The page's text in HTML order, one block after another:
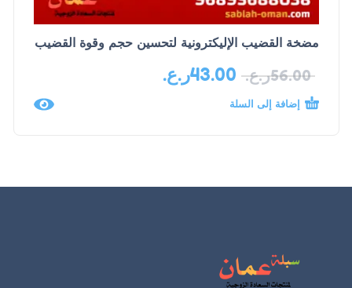
مضخة القضيب الإليكترونية لتحسين حجم وقوة القضيب
56.00ر.ع. 43.00ر.ع.
إضافة إلى السلة